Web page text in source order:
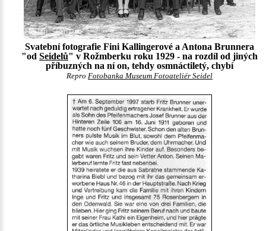
Svatební fotografie Fini Kallingerové a Antona Brunnera
"od Seidelů" v Rožmberku roku 1929 - na rozdíl od jiných
příbuzných na ní on, tehdy osmnáctiletý, chybí
Repro Fotobanka Museum Fotoateliér Seidel